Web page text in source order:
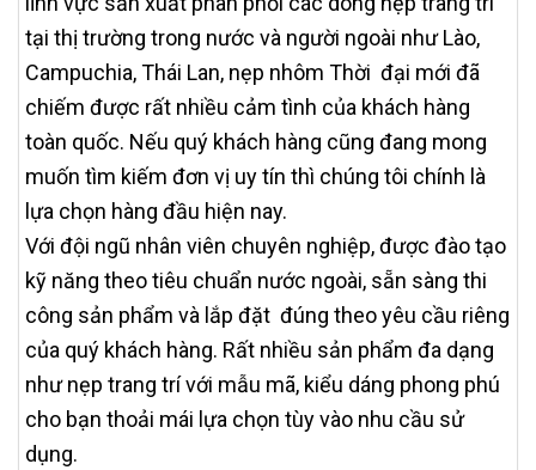
tại thị trường trong nước và người ngoài như Lào,
Campuchia, Thái Lan, nẹp nhôm Thời đại mới đã
chiếm được rất nhiều cảm tình của khách hàng
toàn quốc. Nếu quý khách hàng cũng đang mong
muốn tìm kiếm đơn vị uy tín thì chúng tôi chính là
lựa chọn hàng đầu hiện nay.
Với đội ngũ nhân viên chuyên nghiệp, được đào tạo
kỹ năng theo tiêu chuẩn nước ngoài, sẵn sàng thi
công sản phẩm và lắp đặt đúng theo yêu cầu riêng
của quý khách hàng. Rất nhiều sản phẩm đa dạng
như nẹp trang trí với mẫu mã, kiểu dáng phong phú
cho bạn thoải mái lựa chọn tùy vào nhu cầu sử
dụng.